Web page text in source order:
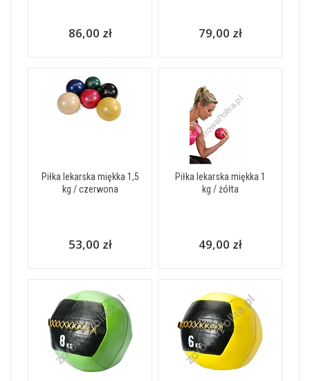
86,00 zł 79,00 zł
Piłka lekarska miękka 1,5
kg / czerwona
53,00 zł
Piłka lekarska miękka 1
kg / żółta
49,00 zł